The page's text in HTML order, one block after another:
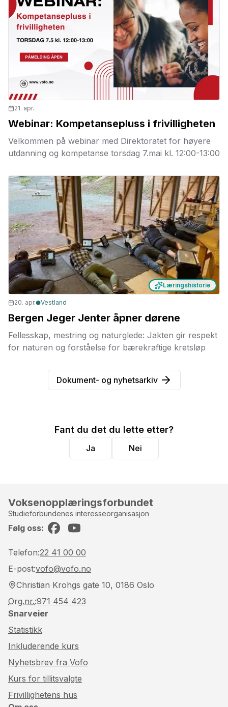
21. apr.
Webinar: Kompetansepluss i frivilligheten
Velkommen på webinar med Direktoratet for høyere
utdanning og kompetanse torsdag 7.mai kl. 12:00-13:00
Læringshistorie
20. apr. Vestland
Bergen Jeger Jenter åpner dørene
Fellesskap, mestring og naturglede: Jakten gir respekt
for naturen og forståelse for bærekraftige kretsløp
Dokument- og nyhetsarkiv
Fant du det du lette etter?
Ja Nei
Voksenopplæringsforbundet
Studieforbundenes interesseorganisasjon
Følg oss:
Telefon:22 41 00 00
E-post:vofo@vofo.no
Christian Krohgs gate 10, 0186 Oslo
Org.nr.:971 454 423
Snarveier
Statistikk
Inkluderende kurs
Nyhetsbrev fra Vofo
Kurs for tillitsvalgte
Frivillighetens hus